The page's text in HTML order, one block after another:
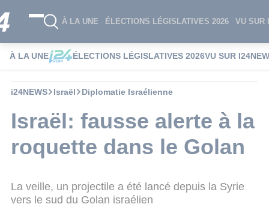
À LA UNE ÉLECTIONS LÉGISLATIVES 2026 VU SUR
À LA UNE ÉLECTIONS LÉGISLATIVES 2026VU SUR
i24NEWS Israël Diplomatie Israélienne
Israël: fausse alerte à la
roquette dans le Golan
La veille, un projectile a été lancé depuis la Syrie
vers le sud du Golan israélien